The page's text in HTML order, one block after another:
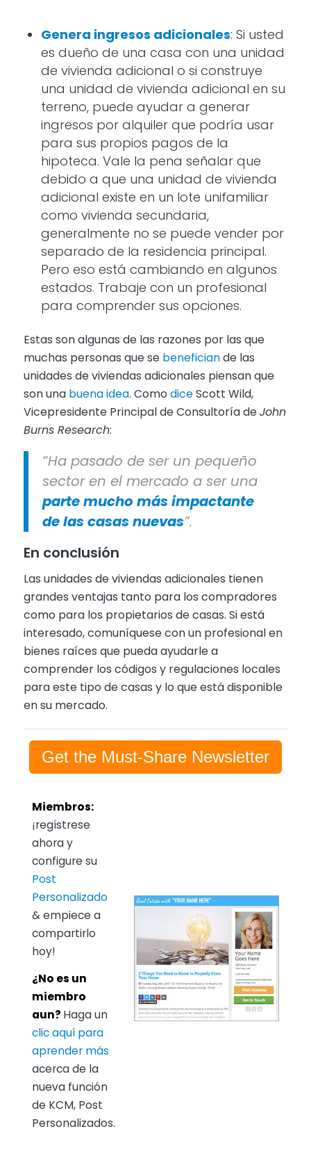
Genera ingresos adicionales: Si usted
es dueño de una casa con una unidad
de vivienda adicional o si construye
una unidad de vivienda adicional en su
terreno, puede ayudar a generar
ingresos por alquiler que podría usar
para sus propios pagos de la
hipoteca. Vale la pena señalar que
debido a que una unidad de vivienda
adicional existe en un lote unifamiliar
como vivienda secundaria,
generalmente no se puede vender por
separado de la residencia principal.
Pero eso está cambiando en algunos
estados. Trabaje con un profesional
para comprender sus opciones.
Estas son algunas de las razones por las que
muchas personas que se beneficiande las
unidades de viviendas adicionales piensan que
son una buena idea. Como diceScott Wild,
Vicepresidente Principal de Consultoría deJohn
Burns Research:
“Ha pasado de ser un pequeño
sector en el mercado a ser una
parte mucho más impactante
de las casas nuevas”.
En conclusión
Las unidades de viviendas adicionales tienen
grandes ventajas tanto para los compradores
como para los propietarios de casas. Si está
interesado, comuníquese con un profesional en
bienes raíces que pueda ayudarle a
comprender los códigos y regulaciones locales
para este tipo de casas y lo que está disponible
en su mercado.
Get the Must-Share Newsletter
Miembros:
¡regístrese
ahora y
configure su
Post
Personalizado
& empiece a
compartirlo
hoy!
¿No es un
miembro
aun? Haga un
clic aquí para
aprender más
acerca de la
nueva función
de KCM, Post
Personalizados.